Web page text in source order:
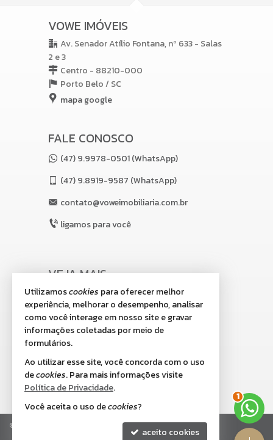
VOWE IMÓVEIS
Av. Senador Atílio Fontana, nº 633 - Salas
2 e 3
Centro - 88210-000
Porto Belo /SC
mapa google
FALE CONOSCO
(47) 9.9978-0501 (WhatsApp)
(47)9.8919-9587 (WhatsApp)
contato@voweimobiliaria.com.br
ligamos para você
VEJA MAIS
receba nosso newsletter
indicadores financeiros
cadastre seu imóvel
imóveis favoritos
mapa de imóveis
© Política de Privacidade
2
Utilizamoscookies para oferecer melhor
experiência, melhorar o desempenho, analisar
como você interage em nosso site e gravar
informações coletadas por meio de
formulários.
Ao utilizar esse site, você concorda com o uso
decookies. Para mais informações visite
Política de Privacidade.
Você aceita o uso decookies?
aceito cookies